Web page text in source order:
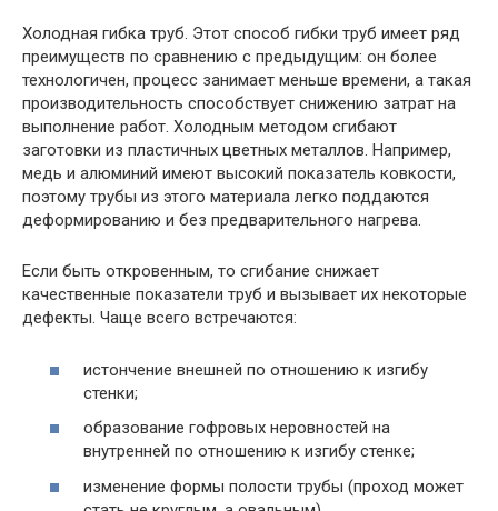
Холодная гибка труб. Этот способ гибки труб имеет ряд
преимуществ по сравнению с предыдущим: он более
технологичен, процесс занимает меньше времени, а такая
производительность способствует снижению затрат на
выполнение работ. Холодным методом сгибают
заготовки из пластичных цветных металлов. Например,
медь и алюминий имеют высокий показатель ковкости,
поэтому трубы из этого материала легко поддаются
деформированию и без предварительного нагрева.
Если быть откровенным, то сгибание снижает
качественные показатели труб и вызывает их некоторые
дефекты. Чаще всего встречаются:
истончение внешней по отношению к изгибу
стенки;
образование гофровых неровностей на
внутренней по отношению к изгибу стенке;
изменение формы полости трубы (проход может